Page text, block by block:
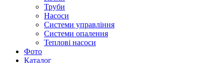
Труби
Насоси
Системи управління
Системи опалення
Теплові насоси
Фото
Каталог